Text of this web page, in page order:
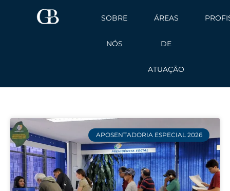
SOBRE
NÓS
ÁREAS
DE
ATUAÇÃO
APOSENTADORIA ESPECIAL 2026